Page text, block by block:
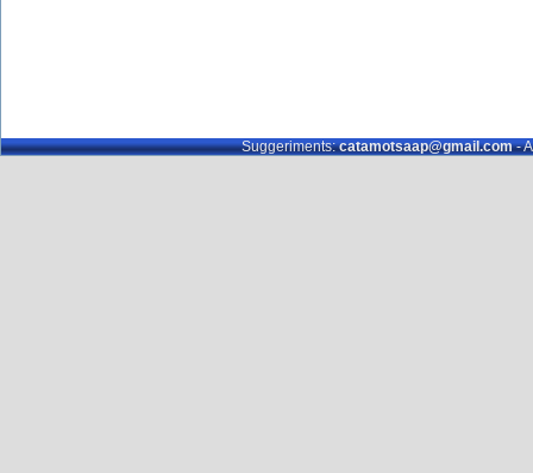
Suggeriments:catamotsaap@gmail.com-